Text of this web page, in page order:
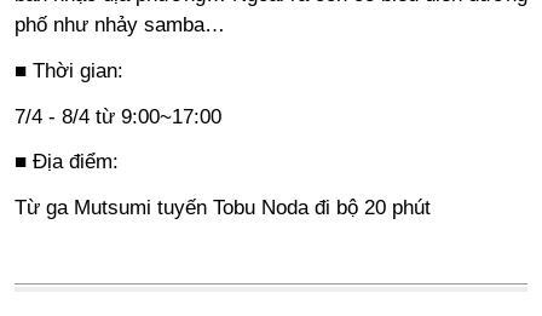
phố như nhảy samba…
■ Thời gian:
7/4 - 8/4 từ 9:00~17:00
■ Địa điểm:
Từ ga Mutsumi tuyến Tobu Noda đi bộ 20 phút